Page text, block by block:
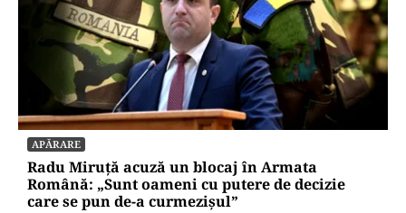
APĂRARE
Radu Miruță acuză un blocaj în Armata
Română: „Sunt oameni cu putere de decizie
care se pun de-a curmezișul”